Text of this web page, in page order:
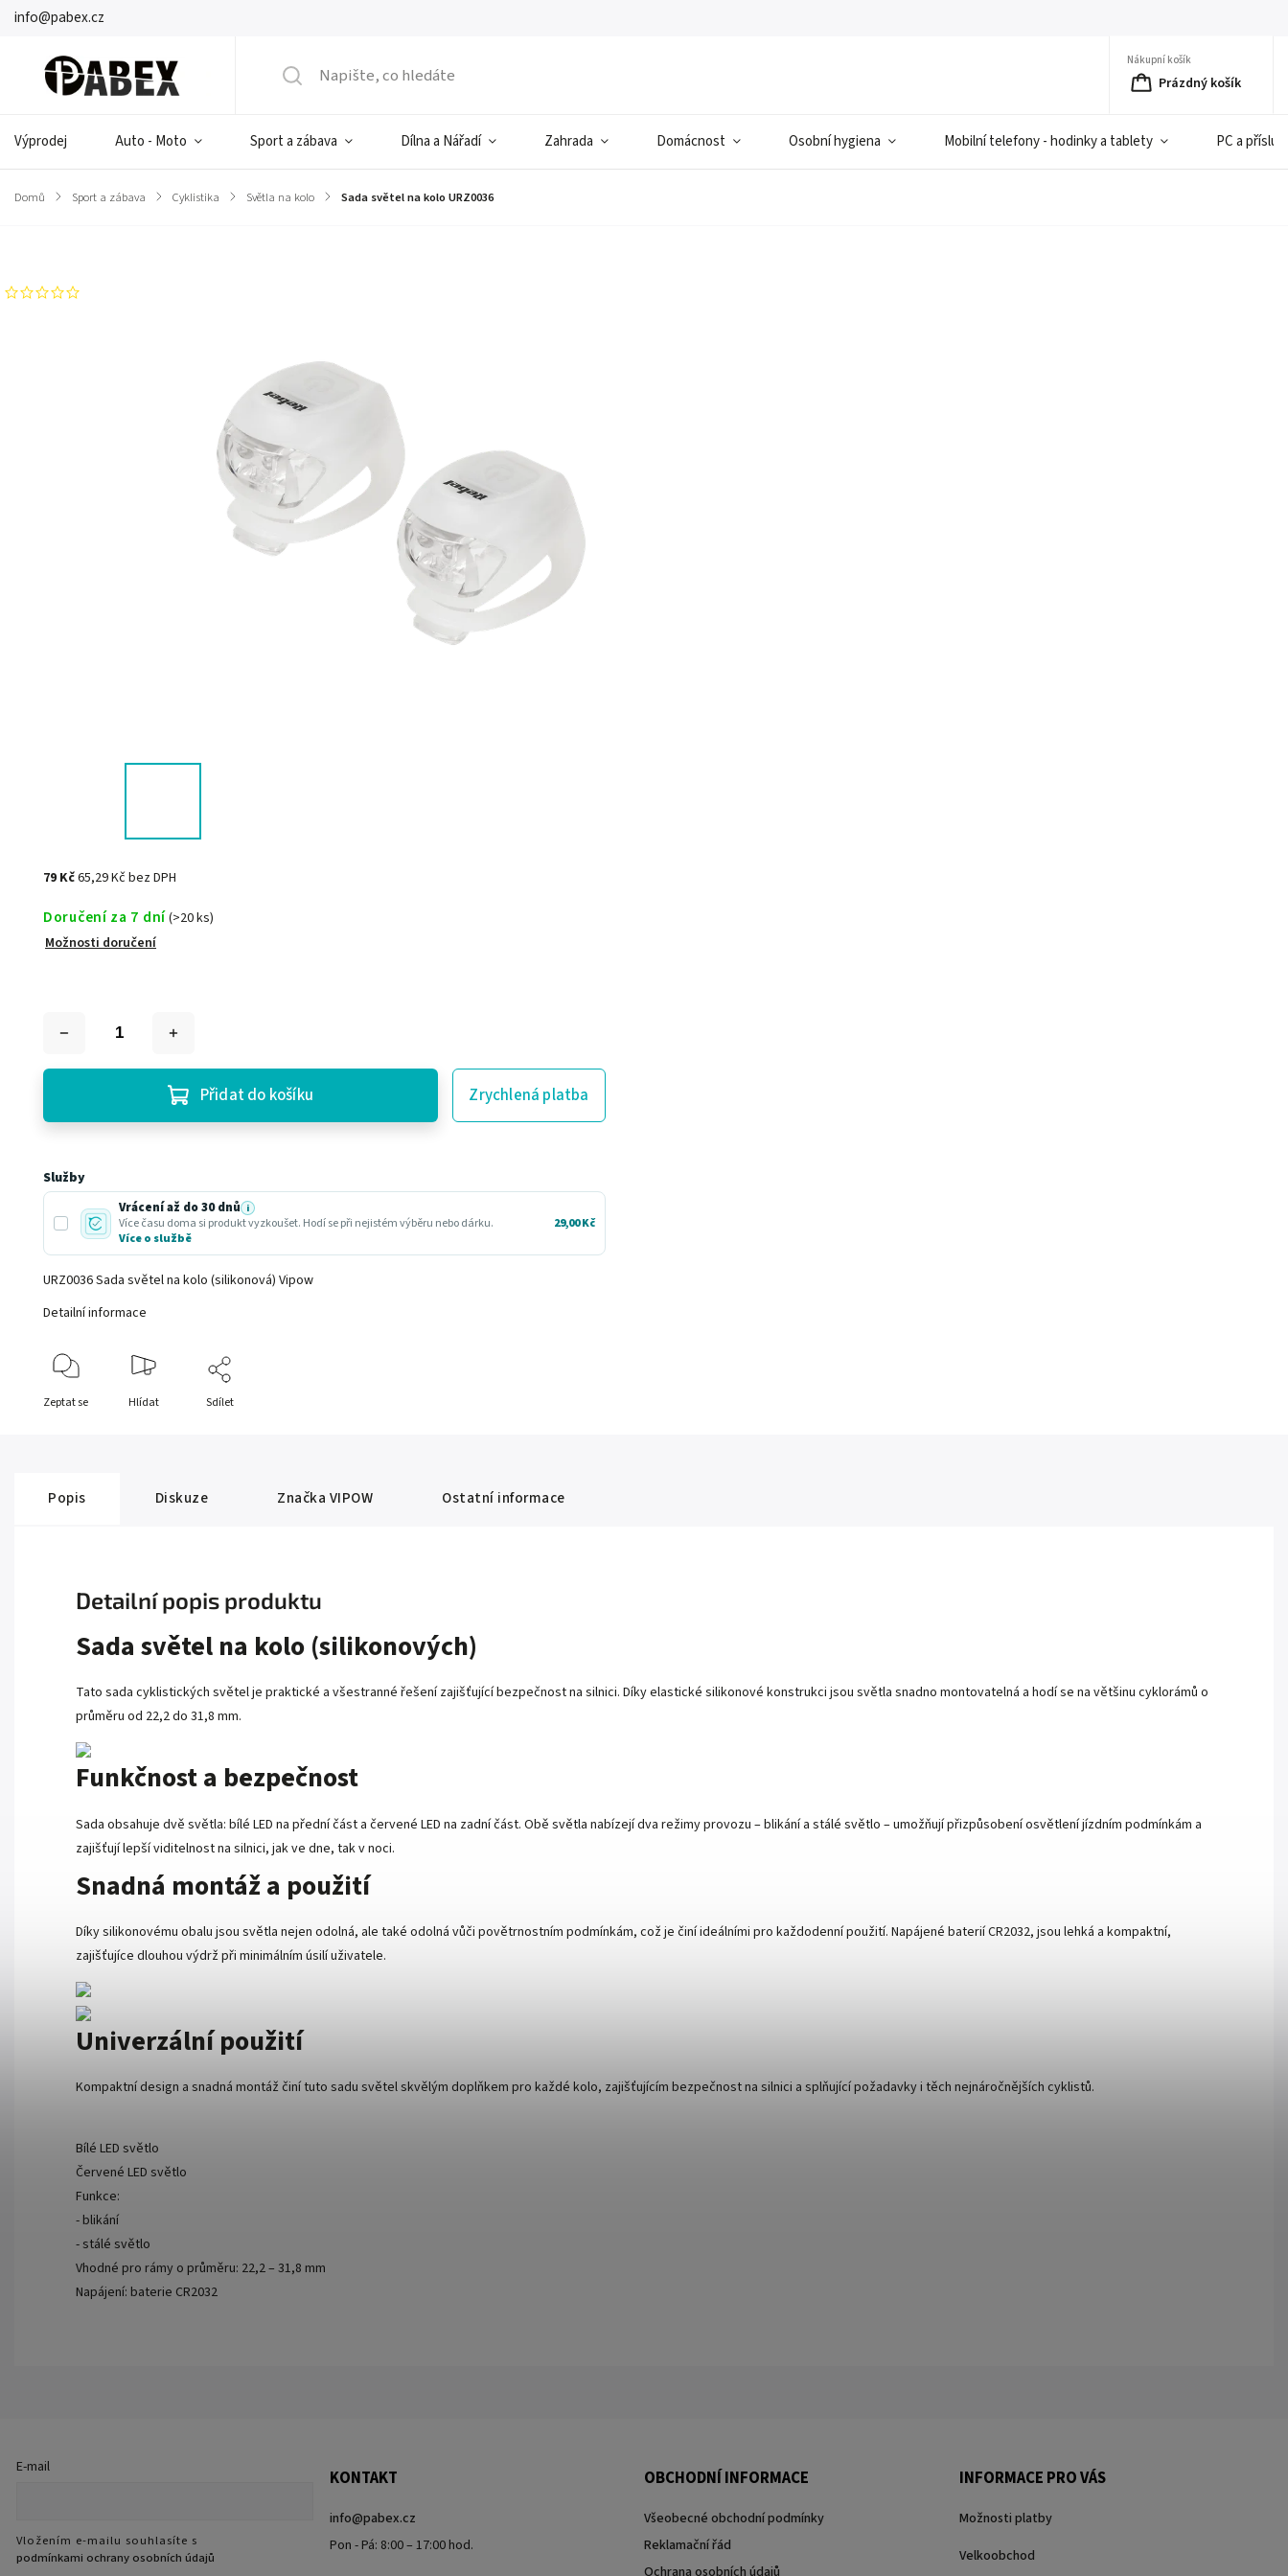
info@pabex.cz
Nákupní košík
Prázdný košík
Výprodej Auto - Moto Sport a zábava Dílna a Nářadí Zahrada Domácnost Osobní hygiena Mobilní telefony - hodinky a tablety PC a
Domů / Sport a zábava / Cyklistika / Světla na kolo / Sada světel na kolo URZ0036
79 Kč65,29 Kč bez DPH
Doručení za 7 dní(>20 ks)
Možnosti doručení
Přidat do košíku Zrychlená platba
Služby
Vrácení až do 30 dnů i
Více času doma si produkt vyzkoušet. Hodí se při nejistém výběru nebo dárku.
Více o službě
29,00 Kč
URZ0036 Sada světel na kolo (silikonová) Vipow
Detailní informace
Zeptat se Hlídat Sdílet
Popis Diskuze Značka VIPOW Ostatní informace
Detailní popis produktu
Sada světel na kolo (silikonových)
Tato sada cyklistických světel je praktické a všestranné řešení zajišťující bezpečnost na silnici. Díky elastické silikonové konstrukci jsou světla snadno montovatelná a hodí se na většinu cyklorámů o
průměru od 22,2 do 31,8 mm.
Funkčnost a bezpečnost
Sada obsahuje dvě světla: bílé LED na přední část a červené LED na zadní část. Obě světla nabízejí dva režimy provozu – blikání a stálé světlo – umožňují přizpůsobení osvětlení jízdním podmínkám a
zajišťují lepší viditelnost na silnici, jak ve dne, tak v noci.
Snadná montáž a použití
Díky silikonovému obalu jsou světla nejen odolná, ale také odolná vůči povětrnostním podmínkám, což je činí ideálními pro každodenní použití. Napájené baterií CR2032, jsou lehká a kompaktní,
zajišťujíce dlouhou výdrž při minimálním úsilí uživatele.
Univerzální použití
Kompaktní design a snadná montáž činí tuto sadu světel skvělým doplňkem pro každé kolo, zajišťujícím bezpečnost na silnici a splňující požadavky i těch nejnáročnějších cyklistů.
Bílé LED světlo
Červené LED světlo
Funkce:
- blikání
- stálé světlo
Vhodné pro rámy o průměru: 22,2 – 31,8 mm
Napájení: baterie CR2032
E-mail
Vložením e-mailu souhlasíte s
podmínkami ochrany osobních údajů
KONTAKT
info@pabex.cz
Pon - Pá: 8:00 – 17:00 hod.
OBCHODNÍ INFORMACE
Všeobecné obchodní podmínky
Reklamační řád
Ochrana osobních údajů
INFORMACE PRO VÁS
Možnosti platby
Velkoobchod